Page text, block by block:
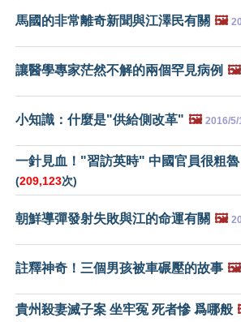
馬國的非常離奇新聞與江澤民有關 🖼️
讓醫學專家茫然不解的兩個罕見病例 🖼️
小知識：什麼是"供給側改革" 🖼️ 2016/5/
一針見血！"習訪英時" 中國官員很粗魯
(209,123次)
朝鮮導彈發射失敗與江的命運有關 🖼️
註釋神奇！三個男孩被車碾壓的故事 🖼️
貴州殺妻滅子案 坐牢冤 死者慘 爲哪般